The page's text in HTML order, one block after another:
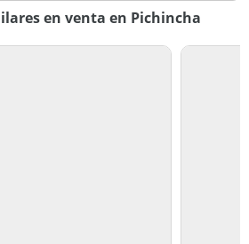
en venta en Pichincha